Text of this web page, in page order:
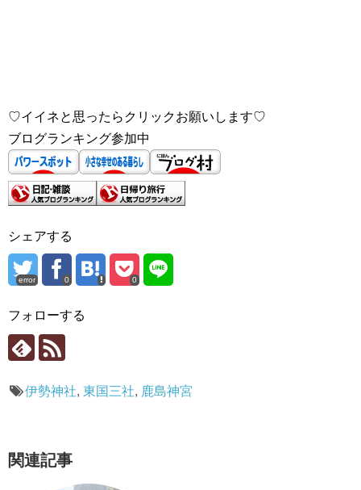
♡イイネと思ったらクリックお願いします♡
ブログランキング参加中
シェアする
error 0 0
フォローする
伊勢神社, 東国三社, 鹿島神宮
関連記事